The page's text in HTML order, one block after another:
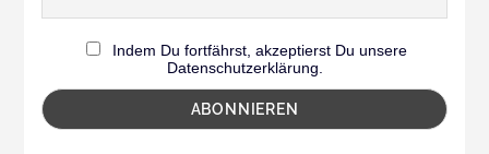
Indem Du fortfährst, akzeptierst Du unsere
Datenschutzerklärung.